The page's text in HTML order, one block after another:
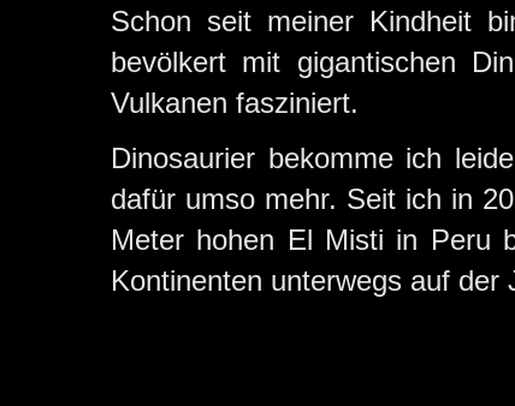
Schon seit meiner Kindheit
bevölkert mit gigantischen
Vulkanen fasziniert.
Dinosaurier bekomme ich
dafür umso mehr. Seit ich in
Meter hohen El Misti in Peru
Kontinenten unterwegs auf der